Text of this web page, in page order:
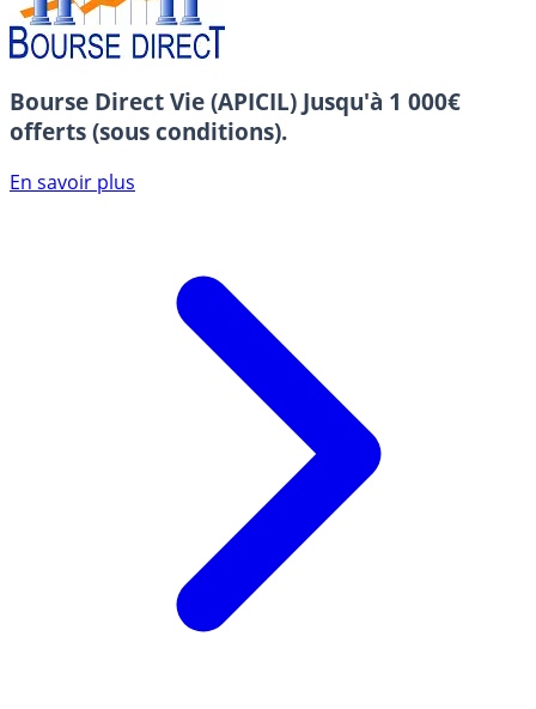
Bourse Direct Vie (APICIL) Jusqu'à 1 000€
offerts (sous conditions).
En savoir plus